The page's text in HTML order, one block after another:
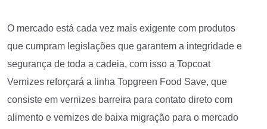
O mercado está cada vez mais exigente com produtos
que cumpram legislações que garantem a integridade e
segurança de toda a cadeia, com isso a Topcoat
Vernizes reforçará a linha Topgreen Food Save, que
consiste em vernizes barreira para contato direto com
alimento e vernizes de baixa migração para o mercado